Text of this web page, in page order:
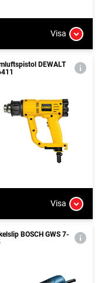
Visa
DEWALT
Visa
BOSCH GWS 7-